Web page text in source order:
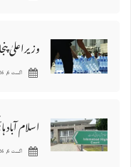
اگست 6, 2026
اگست 6, 2026